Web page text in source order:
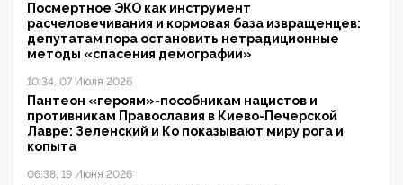
Посмертное ЭКО как инструмент
расчеловечивания и кормовая база извращенцев:
депутатам пора остановить нетрадиционные
методы «спасения демографии»
10:34, 07 Июля 2026
Пантеон «героям»-пособникам нацистов и
противникам Православия в Киево-Печерской
Лавре: Зеленский и Ко показывают миру рога и
копыта
06:38, 19 Июня 2026